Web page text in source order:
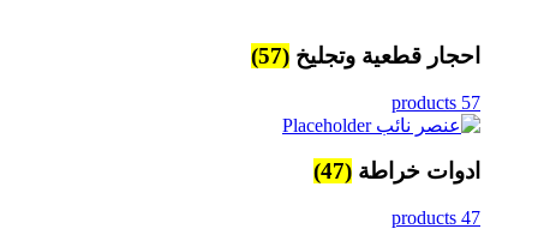
احجار قطعية وتجليخ (57)
57 products
ادوات خراطة (47)
47 products